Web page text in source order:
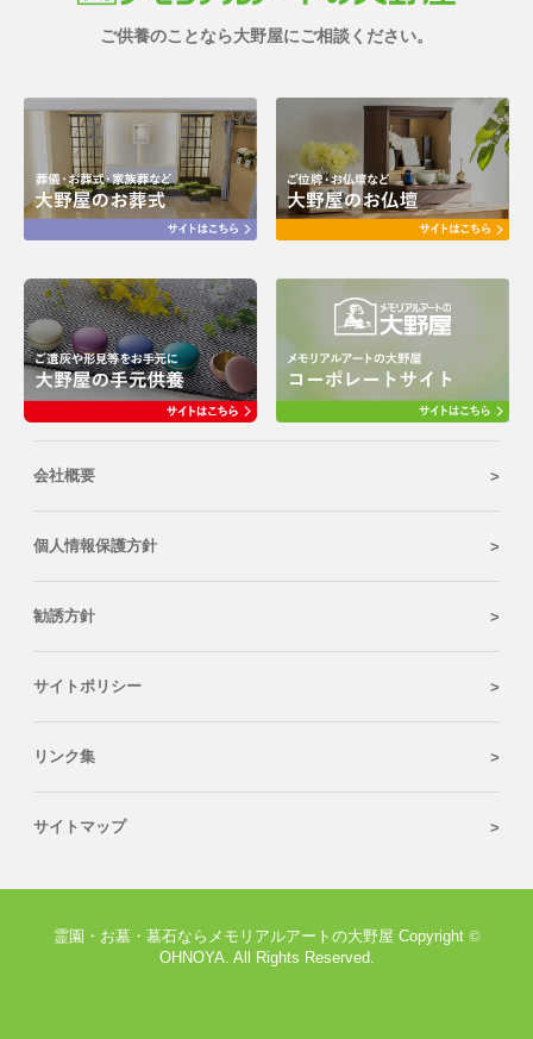
ご供養のことなら大野屋にご相談ください。
会社概要
個人情報保護方針
勧誘方針
サイトポリシー
リンク集
サイトマップ
霊園・お墓・墓石ならメモリアルアートの大野屋 Copyright ©
OHNOYA. All Rights Reserved.